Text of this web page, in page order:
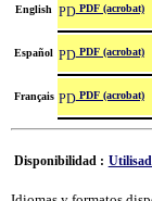
English PDF (acrobat)
Español PDF (acrobat)
Français PDF (acrobat)
Disponibilidad :